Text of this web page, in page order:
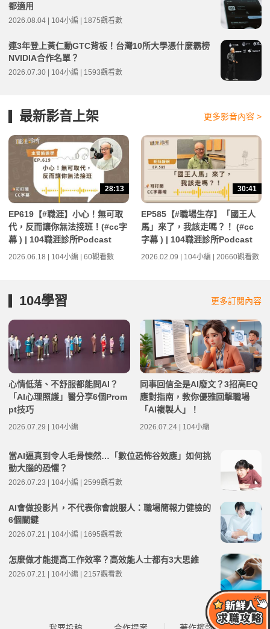
都適用
2026.08.04 | 104小編 | 1875觀看數
連3年登上黃仁勳GTC背板！台灣10所大學憑什麼霸榜
NVIDIA合作名單？
2026.07.30 | 104小編 | 1593觀看數
最新影音上架 更多影音內容 >
28:13
EP619【#職涯】小心！無可取
代，反而讓你無法接班！(#cc字
幕 ) | 104職涯診所Podcast
2026.06.18 | 104小編 | 60觀看數
30:41
EP585【#職場生存】「國王人
馬」來了，我該走嗎？！ (#cc
字幕 ) | 104職涯診所Podcast
2026.02.09 | 104小編 | 20660觀看數
104學習 更多訂閱內容
心情低落、不舒服都能問AI？
「AI心理照護」醫分享6個Prom
pt技巧
2026.07.29 | 104小編
同事回信全是AI廢文？3招高EQ
應對指南，教你優雅回擊職場
「AI複製人」！
2026.07.24 | 104小編
當AI逼真到令人毛骨悚然…「數位恐怖谷效應」如何挑
動大腦的恐懼？
2026.07.23 | 104小編 | 2599觀看數
AI會做投影片，不代表你會說服人：職場簡報力健檢的
6個關鍵
2026.07.21 | 104小編 | 1695觀看數
怎麼做才能提高工作效率？高效能人士都有3大思維
2026.07.21 | 104小編 | 2157觀看數